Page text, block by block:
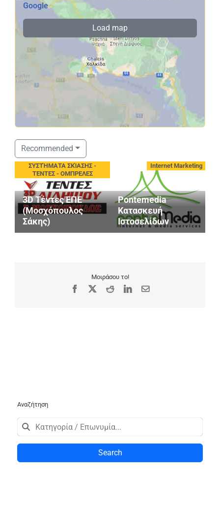
Google.
Load map
Recommended
ΣΥΣΤΉΜΑΤΑ ΣΚΊΑΣΗΣ -
ΤΕΝΤΕΣ - ΟΜΠΡΕΛΕΣ
3D Τέντες ΕΠΕ
(Μοσχόπουλος
Σάκης)
Internet Marketing
Pontemedia
Κατασκευή
Ιστοσελίδων
Μοιράσου το!
Facebook RedditLinkedIn
Email
Αναζήτηση
Search